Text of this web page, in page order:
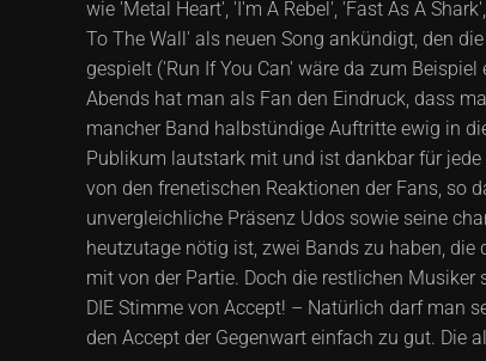
wie 'Metal Heart', 'I'm A Rebel', 'Fast As A
To The Wall' als neuen Song ankündigt, den
gespielt ('Run If You Can' wäre da zum
Abends hat man als Fan den Eindruck, dass
mancher Band halbstündige Auftritte ewig in
Publikum lautstark mit und ist dankbar für
von den frenetischen Reaktionen der Fans, so
unvergleichliche Präsenz Udos sowie seine
heutzutage nötig ist, zwei Bands zu haben, die
mit von der Partie. Doch die restlichen
DIE Stimme von Accept! – Natürlich darf man
den Accept der Gegenwart einfach zu gut. Die